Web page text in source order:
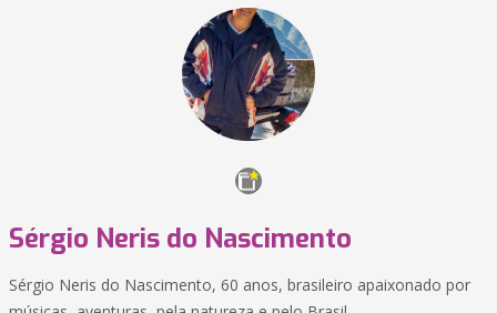
Sérgio Neris do Nascimento
Sérgio Neris do Nascimento, 60 anos, brasileiro apaixonado por